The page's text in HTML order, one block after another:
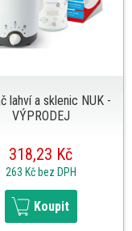
lahví a sklenic NUK -
VÝPRODEJ
318,23 Kč
263 Kč bez DPH
Koupit